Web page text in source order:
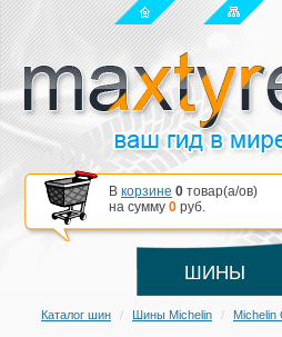
В корзине 0 товар(a/ов)
на сумму 0 руб.
ШИНЫ
Каталог шин Шины Michelin Michelin